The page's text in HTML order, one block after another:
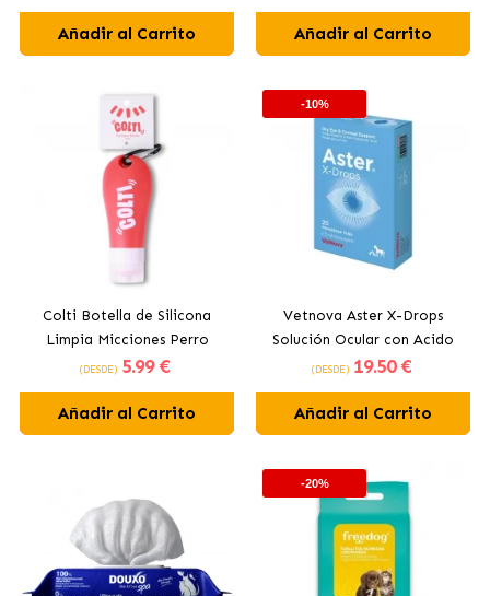
Añadir al Carrito Añadir al Carrito
Colti Botella de Silicona
Limpia Micciones Perro
(DESDE) 5.99 €
Añadir al Carrito
-10%
Vetnova Aster X-Drops
Solución Ocular con Acido
Hialurónico Para Perros y
(DESDE) 19.50 €
Añadir al Carrito
-20%